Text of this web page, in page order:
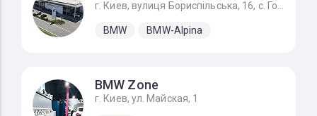
BMW BMW-Alpina
BMW Zone
г. Киев, ул. Майская, 1